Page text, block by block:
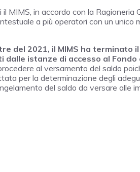
MIMS, in accordo con la Ragioneria
a più operatori con un unico
del 2021, il MIMS ha terminato
istanze di accesso al Fondo
al versamento del saldo
per la determinazione degli
del saldo da versare alle